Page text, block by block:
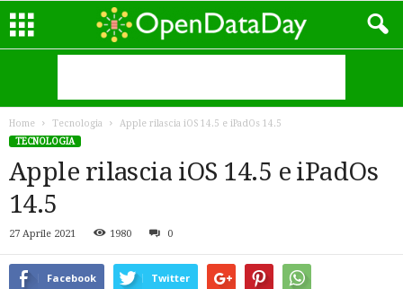
Home Tecnologia
Apple rilascia iOS 14.5 e iPadOs 14.5
TECNOLOGIA
Apple rilascia iOS 14.5 e iPadOs
14.5
27 Aprile 2021 1980 0
Facebook Twitter